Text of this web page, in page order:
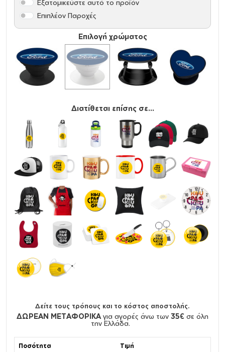
Διάσταση: 4cm
Τοποθέτηση: Με αυτοκόλλητη βάση
Βάση στήριξης τοίχου: ΝΑΙ
Επιλογή χρώματος
Εξατομικεύστε αυτό το προϊόν
Επιπλέον Παροχές
Διατίθεται επίσης σε...
Δείτε τους τρόπους και το κόστος αποστολής.
ΔΩΡΕΑΝ ΜΕΤΑΦΟΡΙΚΑ για αγορές άνω των 35€ σε όλη
την Ελλάδα.
Ποσότητα Τιμή